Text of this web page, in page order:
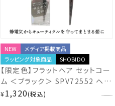
NEW
メディア掲載商品
ラッピング対象商品
SHOBIDO
【限定色】フラットヘア セットコー
ム ＜ブラック＞ SPV72552 ヘア
ブラシ
¥1,320 税込